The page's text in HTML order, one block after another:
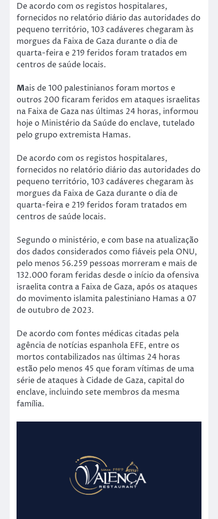
De acordo com os registos hospitalares,
fornecidos no relatório diário das autoridades do
pequeno território, 103 cadáveres chegaram às
morgues da Faixa de Gaza durante o dia de
quarta-feira e 219 feridos foram tratados em
centros de saúde locais.
Mais de 100 palestinianos foram mortos e
outros 200 ficaram feridos em ataques israelitas
na Faixa de Gaza nas últimas 24 horas, informou
hoje o Ministério da Saúde do enclave, tutelado
pelo grupo extremista Hamas.
De acordo com os registos hospitalares,
fornecidos no relatório diário das autoridades do
pequeno território, 103 cadáveres chegaram às
morgues da Faixa de Gaza durante o dia de
quarta-feira e 219 feridos foram tratados em
centros de saúde locais.
Segundo o ministério, e com base na atualização
dos dados considerados como fiáveis pela ONU,
pelo menos 56.259 pessoas morreram e mais de
132.000 foram feridas desde o início da ofensiva
israelita contra a Faixa de Gaza, após os ataques
do movimento islamita palestiniano Hamas a 07
de outubro de 2023.
De acordo com fontes médicas citadas pela
agência de notícias espanhola EFE, entre os
mortos contabilizados nas últimas 24 horas
estão pelo menos 45 que foram vítimas de uma
série de ataques à Cidade de Gaza, capital do
enclave, incluindo sete membros da mesma
família.